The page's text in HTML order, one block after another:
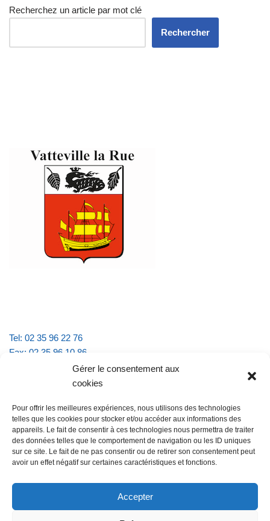
Gérer le consentement aux
cookies
Pour offrir les meilleures expériences, nous utilisons des technologies
telles que les cookies pour stocker et/ou accéder aux informations des
appareils. Le fait de consentir à ces technologies nous permettra de traiter
des données telles que le comportement de navigation ou les ID uniques
sur ce site. Le fait de ne pas consentir ou de retirer son consentement peut
avoir un effet négatif sur certaines caractéristiques et fonctions.
Accepter
Recherchez un article par mot clé
Rechercher
Tel: 02 35 96 22 76
Fax: 02 35 96 10 86
Email : mairie.vattevillelarue@wanadoo.fr
lundi et jeudi de 9h à 11h30
mardi et vendredi de 16h à 18h30